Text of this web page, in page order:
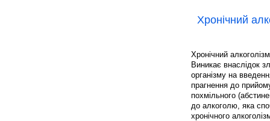
Хронічний
Хронічний
Виникає внаслідок
організму на
прагнення до
похмільного
до алкоголю, яка
хронічного